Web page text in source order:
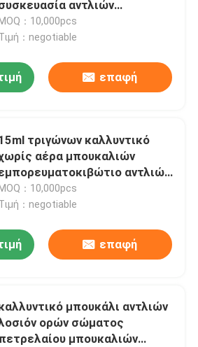
αντλιών
SAN χωρίς αέρα
：10,000pcs
：negotiable
επαφή
τριγώνων καλλυντικό
αέρα μπουκαλιών
αντλιών
διπλοτειχισμένο χωρίς
：10,000pcs
：negotiable
επαφή
μπουκάλι αντλιών
ορών σώματος
μπουκαλιών